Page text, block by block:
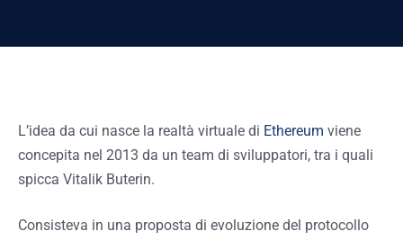
L’idea da cui nasce la realtà virtuale di Ethereum viene
concepita nel 2013 da un team di sviluppatori, tra i quali
spicca Vitalik Buterin.
Consisteva in una proposta di evoluzione del protocollo